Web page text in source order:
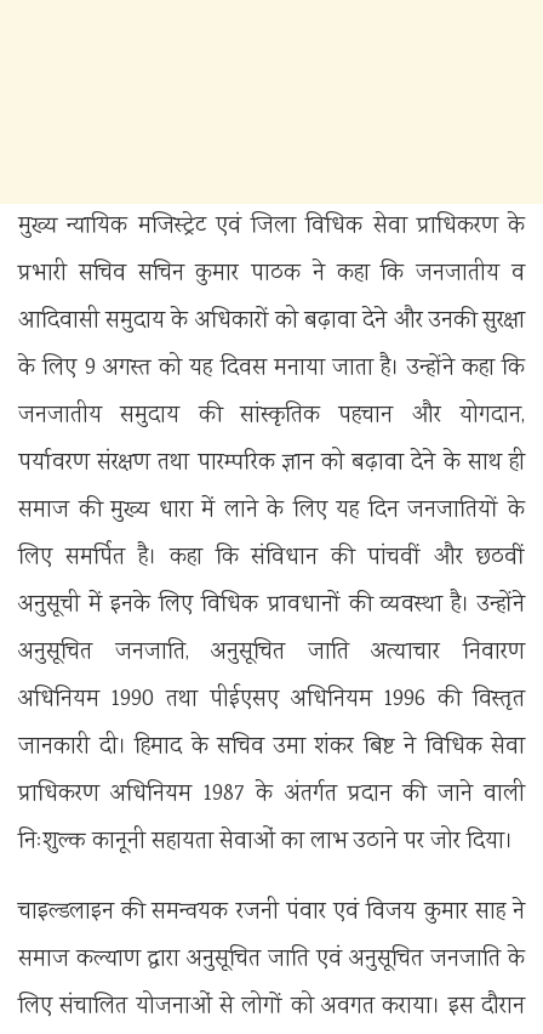
मुख्य न्यायिक मजिस्ट्रेट एवं जिला विधिक सेवा प्राधिकरण के
प्रभारी सचिव सचिन कुमार पाठक ने कहा कि जनजातीय व
आदिवासी समुदाय के अधिकारों को बढ़ावा देने और उनकी सुरक्षा
के लिए 9 अगस्त को यह दिवस मनाया जाता है। उन्होंने कहा कि
जनजातीय समुदाय की सांस्कृतिक पहचान और योगदान,
पर्यावरण संरक्षण तथा पारम्परिक ज्ञान को बढ़ावा देने के साथ ही
समाज की मुख्य धारा में लाने के लिए यह दिन जनजातियों के
लिए समर्पित है। कहा कि संविधान की पांचवीं और छठवीं
अनुसूची में इनके लिए विधिक प्रावधानों की व्यवस्था है। उन्होंने
अनुसूचित जनजाति, अनुसूचित जाति अत्याचार निवारण
अधिनियम 1990 तथा पीईएसए अधिनियम 1996 की विस्तृत
जानकारी दी। हिमाद के सचिव उमा शंकर बिष्ट ने विधिक सेवा
प्राधिकरण अधिनियम 1987 के अंतर्गत प्रदान की जाने वाली
निःशुल्क कानूनी सहायता सेवाओं का लाभ उठाने पर जोर दिया।
चाइल्डलाइन की समन्वयक रजनी पंवार एवं विजय कुमार साह ने
समाज कल्याण द्वारा अनुसूचित जाति एवं अनुसूचित जनजाति के
लिए संचालित योजनाओं से लोगों को अवगत कराया। इस दौरान